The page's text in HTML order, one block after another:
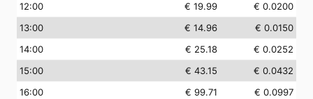
12:00 € 19.99
€ 0.0200
13:00 € 14.96
€ 0.0150
14:00 € 25.18
€ 0.0252
15:00 € 43.15
€ 0.0432
16:00 € 99.71
€ 0.0997